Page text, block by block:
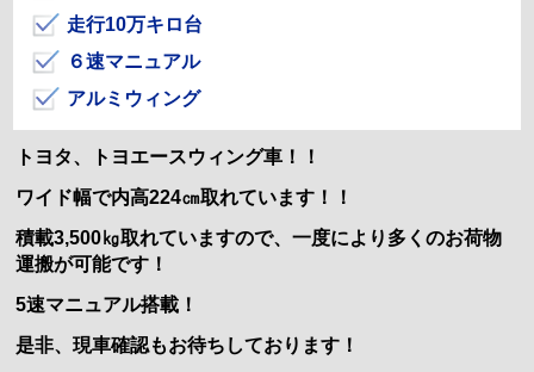
走行10万キロ台
６速マニュアル
アルミウィング
トヨタ、トヨエースウィング車！！
ワイド幅で内高224㎝取れています！！
積載3,500㎏取れていますので、一度により多くのお荷物
運搬が可能です！
5速マニュアル搭載！
是非、現車確認もお待ちしております！